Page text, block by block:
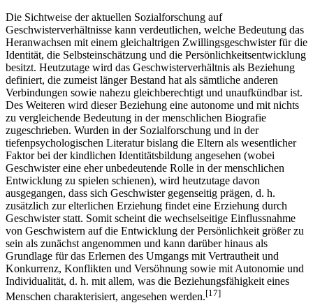
Die Sichtweise der aktuellen Sozialforschung auf
Geschwisterverhältnisse kann verdeutlichen, welche Bedeutung das
Heranwachsen mit einem gleichaltrigen Zwillingsgeschwister für die
Identität, die Selbsteinschätzung und die Persönlichkeitsentwicklung
besitzt. Heutzutage wird das Geschwisterverhältnis als Beziehung
definiert, die zumeist länger Bestand hat als sämtliche anderen
Verbindungen sowie nahezu gleichberechtigt und unaufkündbar ist.
Des Weiteren wird dieser Beziehung eine autonome und mit nichts
zu vergleichende Bedeutung in der menschlichen Biografie
zugeschrieben. Wurden in der Sozialforschung und in der
tiefenpsychologischen Literatur bislang die Eltern als wesentlicher
Faktor bei der kindlichen Identitätsbildung angesehen (wobei
Geschwister eine eher unbedeutende Rolle in der menschlichen
Entwicklung zu spielen schienen), wird heutzutage davon
ausgegangen, dass sich Geschwister gegenseitig prägen, d. h.
zusätzlich zur elterlichen Erziehung findet eine Erziehung durch
Geschwister statt. Somit scheint die wechselseitige Einflussnahme
von Geschwistern auf die Entwicklung der Persönlichkeit größer zu
sein als zunächst angenommen und kann darüber hinaus als
Grundlage für das Erlernen des Umgangs mit Vertrautheit und
Konkurrenz, Konflikten und Versöhnung sowie mit Autonomie und
Individualität, d. h. mit allem, was die Beziehungsfähigkeit eines
Menschen charakterisiert, angesehen werden.[17]